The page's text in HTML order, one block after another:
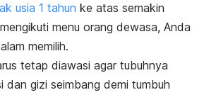
usia 1 tahun ke atas semakin
menu orang dewasa, Anda
memilih.
tetap diawasi agar tubuhnya
dan gizi seimbang demi tumbuh